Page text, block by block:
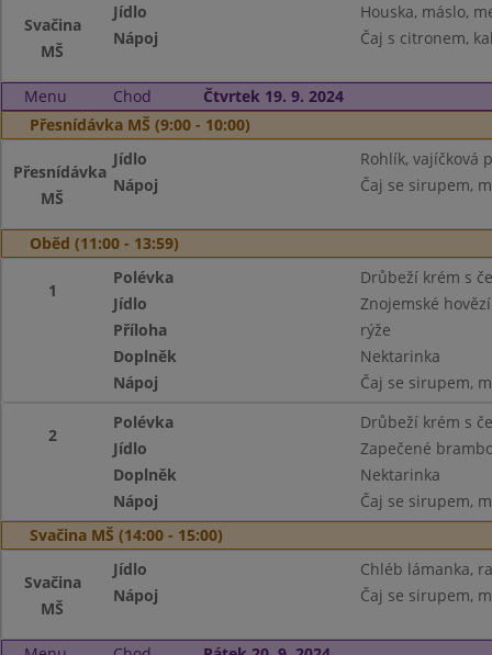
Svačina
MŠ
Jídlo
Houska, máslo,
Nápoj
Čaj s citronem,
Menu Chod
Čtvrtek 19. 9. 2024
Přesnídávka MŠ (9:00 - 10:00)
Přesnídávka
MŠ
Jídlo
Rohlík, vajíčková
Nápoj
Čaj se sirupem,
Oběd (11:00 - 13:59)
1
Polévka
Drůbeží krém s
Jídlo
Znojemské
Příloha
rýže
Doplněk
Nektarinka
Nápoj
Čaj se sirupem,
2
Polévka
Drůbeží krém s
Jídlo
Zapečené
Doplněk
Nektarinka
Nápoj
Čaj se sirupem,
Svačina MŠ (14:00 - 15:00)
Svačina
MŠ
Jídlo
Chléb lámanka,
Nápoj
Čaj se sirupem,